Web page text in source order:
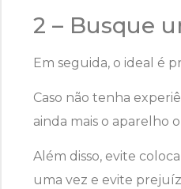
2 – Busque
Em seguida, o ideal é
Caso não tenha
ainda mais o aparelho
Além disso, evite
uma vez e evite